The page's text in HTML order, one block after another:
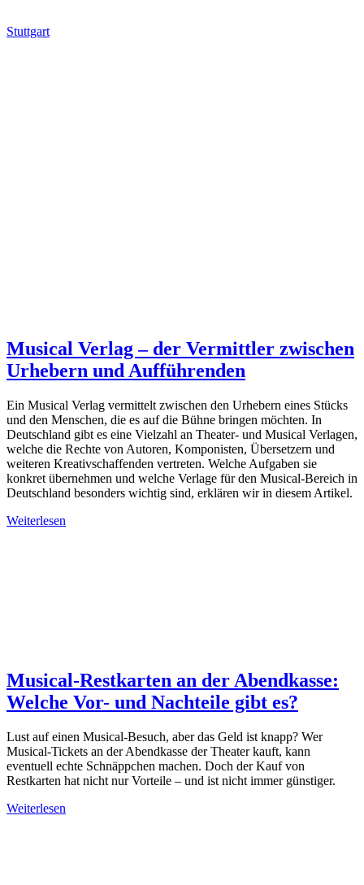
Stuttgart
Musical Verlag – der Vermittler zwischen
Urhebern und Aufführenden
Ein Musical Verlag vermittelt zwischen den Urhebern eines Stücks
und den Menschen, die es auf die Bühne bringen möchten. In
Deutschland gibt es eine Vielzahl an Theater- und Musical Verlagen,
welche die Rechte von Autoren, Komponisten, Übersetzern und
weiteren Kreativschaffenden vertreten. Welche Aufgaben sie
konkret übernehmen und welche Verlage für den Musical-Bereich in
Deutschland besonders wichtig sind, erklären wir in diesem Artikel.
Weiterlesen
Musical-Restkarten an der Abendkasse:
Welche Vor- und Nachteile gibt es?
Lust auf einen Musical-Besuch, aber das Geld ist knapp? Wer
Musical-Tickets an der Abendkasse der Theater kauft, kann
eventuell echte Schnäppchen machen. Doch der Kauf von
Restkarten hat nicht nur Vorteile – und ist nicht immer günstiger.
Weiterlesen